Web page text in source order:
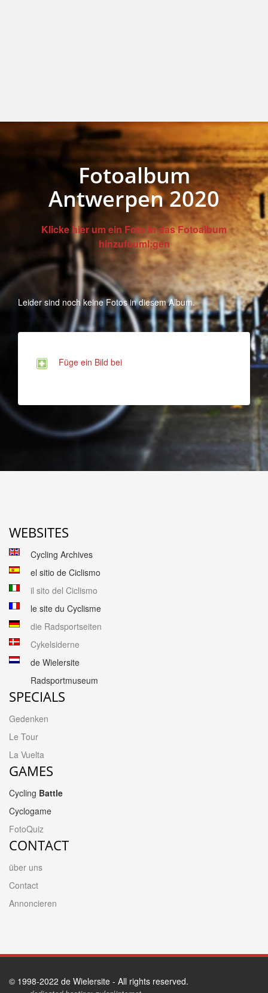
Fotoalbum
Antwerpen 2020
Klicke hier um ein Foto in das Fotoalbum
hinzufuuml;gen
Leider sind noch keine Fotos in diesem Album.
Füge ein Bild bei
WEBSITES
Cycling Archives
el sitio de Ciclismo
il sito del Ciclismo
le site du Cyclisme
die Radsportseiten
Cykelsiderne
de Wielersite
Radsportmuseum
SPECIALS
Gedenken
Le Tour
La Vuelta
GAMES
Cycling Battle
Cyclogame
FotoQuiz
CONTACT
über uns
Contact
Annoncieren
© 1998-2022 de Wielersite - All rights reserved.